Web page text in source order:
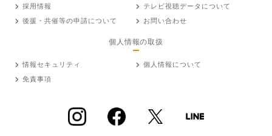
採用情報
テレビ視聴データについて
後援・共催等の申請について
お問い合わせ
個人情報の取扱
情報セキュリティ
個人情報について
免責事項